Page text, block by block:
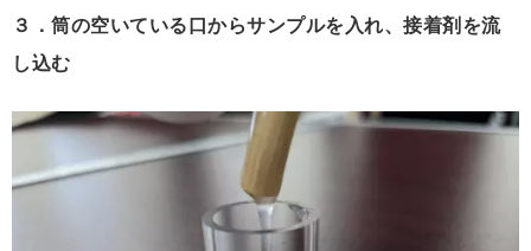
３．筒の空いている口からサンプルを入れ、接着剤を流
し込む